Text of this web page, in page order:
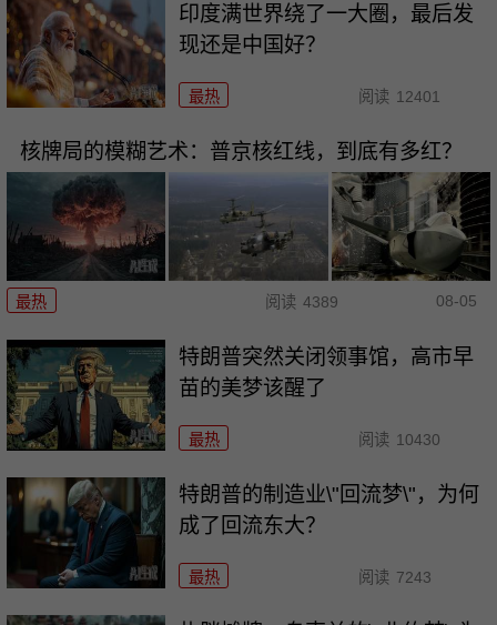
印度满世界绕了一大圈，最后发
现还是中国好？
最热 阅读 12401
核牌局的模糊艺术：普京核红线，到底有多红？
最热 阅读 4389 08-05
特朗普突然关闭领事馆，高市早
苗的美梦该醒了
最热 阅读 10430
特朗普的制造业\"回流梦\"，为何
成了回流东大？
最热 阅读 7243